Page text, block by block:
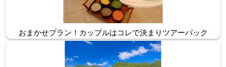
おまかせプラン！カップルはコレで決まりツアーパック